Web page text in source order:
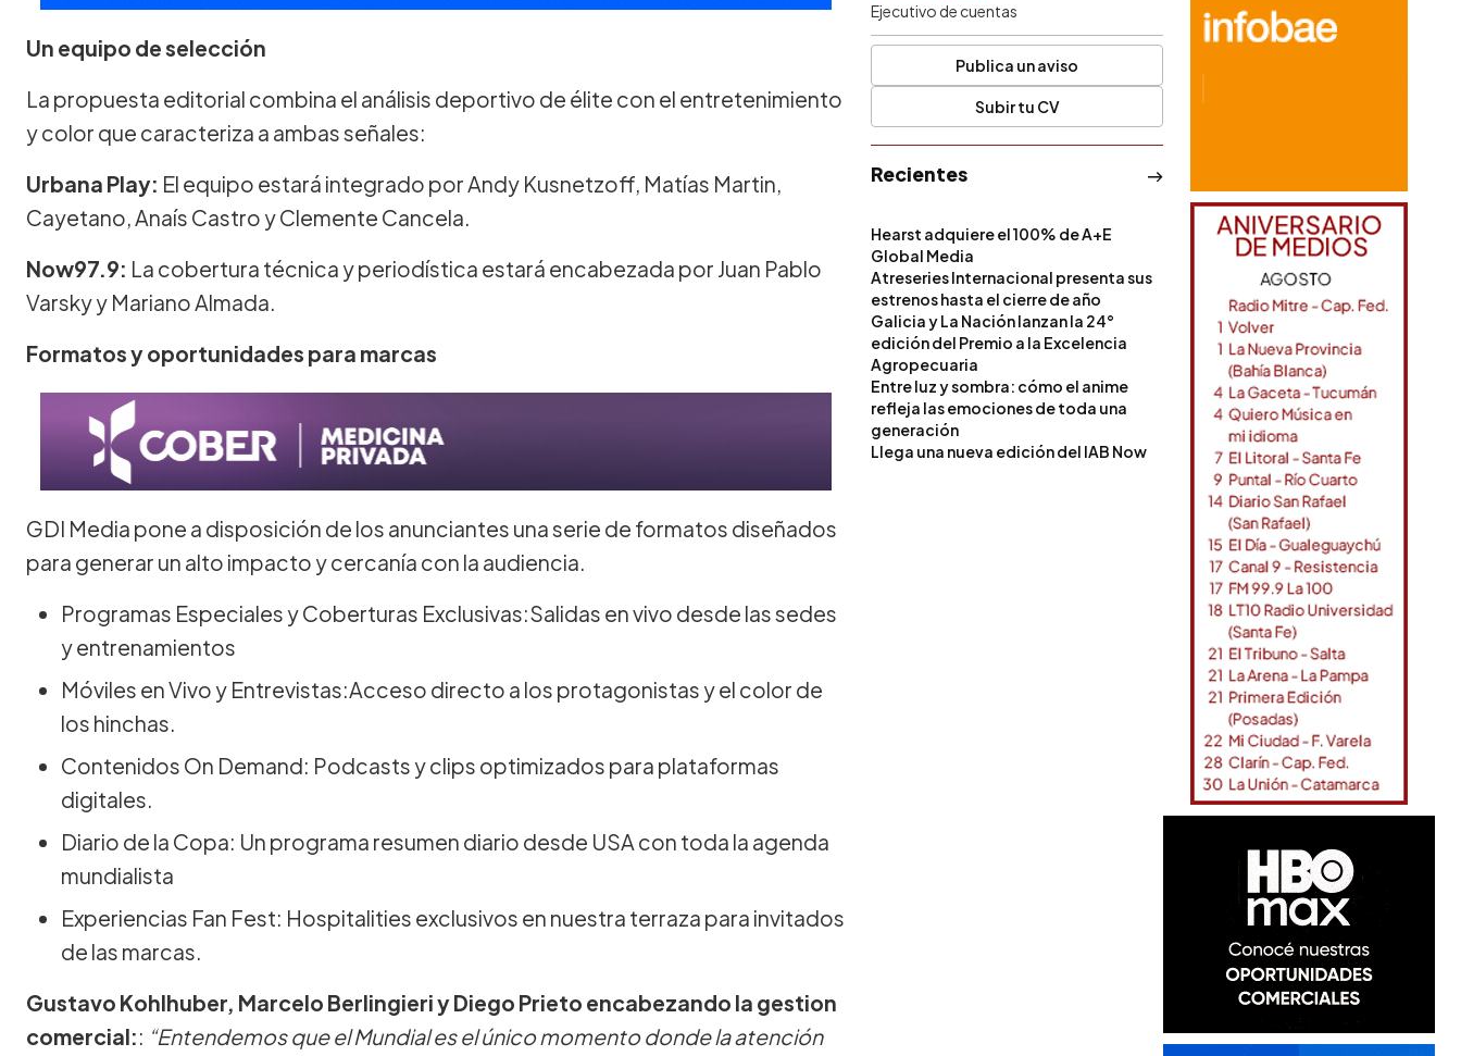
Un equipo de selección
La propuesta editorial combina el análisis deportivo de élite con el entretenimiento
y color que caracteriza a ambas señales:
Urbana Play: El equipo estará integrado por Andy Kusnetzoff, Matías Martin,
Cayetano, Anaís Castro y Clemente Cancela.
Now97.9: La cobertura técnica y periodística estará encabezada por Juan Pablo
Varsky y Mariano Almada.
Formatos y oportunidades para marcas
GDI Media pone a disposición de los anunciantes una serie de formatos diseñados
para generar un alto impacto y cercanía con la audiencia.
Programas Especiales y Coberturas Exclusivas:Salidas en vivo desde las sedes
y entrenamientos
Móviles en Vivo y Entrevistas:Acceso directo a los protagonistas y el color de
los hinchas.
Contenidos On Demand: Podcasts y clips optimizados para plataformas
digitales.
Diario de la Copa: Un programa resumen diario desde USA con toda la agenda
mundialista
Experiencias Fan Fest: Hospitalities exclusivos en nuestra terraza para invitados
de las marcas.
Gustavo Kohlhuber, Marcelo Berlingieri y Diego Prieto encabezando la gestion
comercial:: “Entendemos que el Mundial es el único momento donde la atención
Ejecutivo de cuentas
Publica un aviso
Subir tu CV
Recientes
Hearst adquiere el 100% de A+E
Global Media
Atreseries Internacional presenta sus
estrenos hasta el cierre de año
Galicia y La Nación lanzan la 24°
edición del Premio a la Excelencia
Agropecuaria
Entre luz y sombra: cómo el anime
refleja las emociones de toda una
generación
Llega una nueva edición del IAB Now